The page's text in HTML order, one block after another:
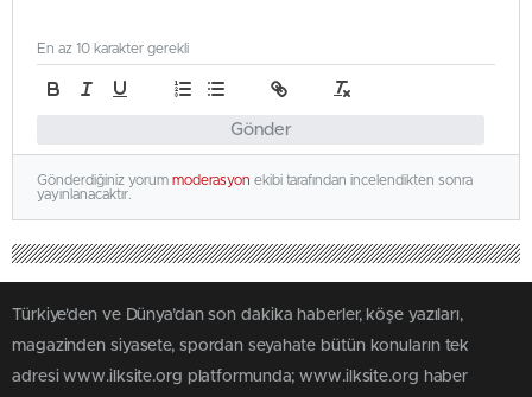
Gönder
En az 10 karakter gerekli
Gönderdiğiniz yorum moderasyon ekibi tarafından incelendikten sonra
yayınlanacaktır.
Türkiye'den ve Dünya’dan son dakika haberler, köşe yazıları,
magazinden siyasete, spordan seyahate bütün konuların tek
adresi www.ilksite.org platformunda; www.ilksite.org haber